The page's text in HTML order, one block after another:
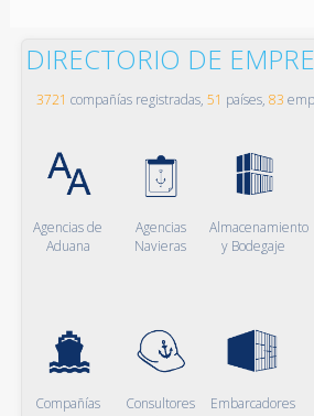
DIRECTORIO DE
3721 compañías registradas, 51 países, 83
Agencias de
Aduana
Agencias
Navieras
Almacenamiento
y Bodegaje
Compañías
Consultores
Embarcadores